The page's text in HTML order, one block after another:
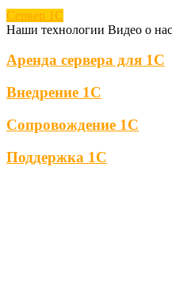
Сервер 1С
Наши технологии Видео о нас
Аренда сервера для 1С
Внедрение 1С
Сопровождение 1С
Поддержка 1С